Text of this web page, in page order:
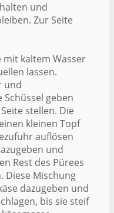
und
Zur Seite
mit kaltem Wasser
lassen.
und
geben
stellen. Die
kleinen Topf
auflösen
und
Rest des Pürees
Diese Mischung
dazugeben und
bis sie steif